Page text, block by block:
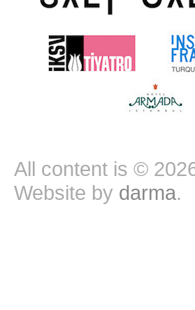
All content is ©
Website by darma.